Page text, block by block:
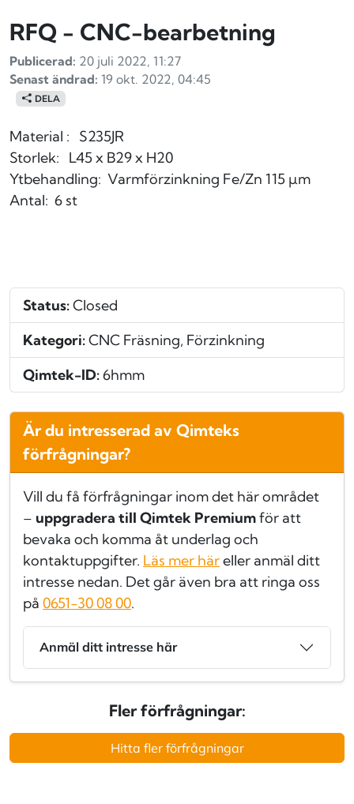
RFQ - CNC-bearbetning
Publicerad: 20 juli 2022, 11:27
Senast ändrad: 19 okt. 2022, 04:45
DELA
Material : S235JR
Storlek: L45 x B29 x H20
Ytbehandling: Varmförzinkning Fe/Zn 115 µm
Antal: 6 st
Status:Closed
Kategori:CNC Fräsning, Förzinkning
Qimtek-ID:6hmm
Är du intresserad av Qimteks
förfrågningar?
Vill du få förfrågningar inom det här området
– uppgradera till Qimtek Premiumför att
bevaka och komma åt underlag och
kontaktuppgifter. Läs mer häreller anmäl ditt
intresse nedan. Det går även bra att ringa oss
på 0651-30 08 00.
Anmäl ditt intresse här
Fler förfrågningar:
Hitta fler förfrågningar